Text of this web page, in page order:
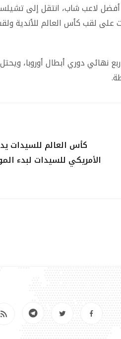
قطر 2022 وحصل على جائزة أفضل لاعب شاب، انتقل
لكن حصيلته مع النادي منذ عام 2023 اقتصرت على لقب كأس العالم
دوري أبطال أوروبا، ويحتل
كأس العالم للسيدات
الأمريكي للسيدات لبدء